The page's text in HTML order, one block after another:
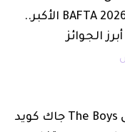
نجم BAFTA 2026 الأكبر..
الجوائز
أبطال The Boys جاك كويد